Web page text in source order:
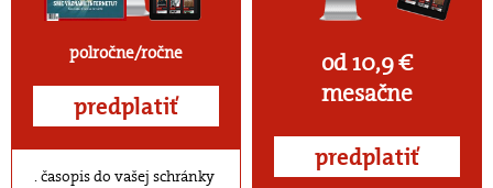
polročne/ročne
predplatiť
časopis do vašej schránky
od 10,9 €
mesačne
predplatiť